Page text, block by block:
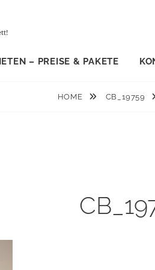
– PREISE & PAKETE
HOME CB_19759